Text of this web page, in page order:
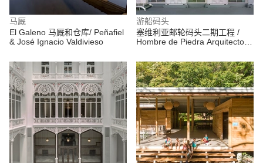
马厩
El Galeno 马厩和仓库/ Peñafiel
& José Ignacio Valdivieso
游船码头
塞维利亚邮轮码头二期工程 /
Hombre de Piedra Arquitectos